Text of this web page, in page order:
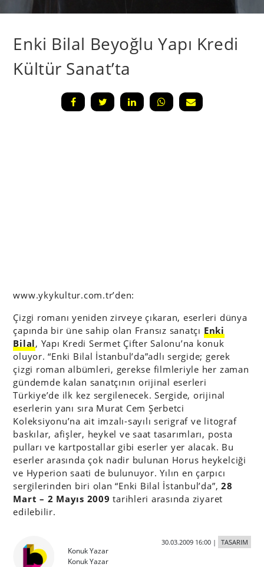
Enki Bilal Beyoğlu Yapı Kredi
Kültür Sanat’ta
www.ykykultur.com.tr’den:
Çizgi romanı yeniden zirveye çıkaran, eserleri dünya
çapında bir üne sahip olan Fransız sanatçı Enki
Bilal, Yapı Kredi Sermet Çifter Salonu’na konuk
oluyor. “Enki Bilal İstanbul’da”adlı sergide; gerek
çizgi roman albümleri, gerekse filmleriyle her zaman
gündemde kalan sanatçının orijinal eserleri
Türkiye’de ilk kez sergilenecek. Sergide, orijinal
eserlerin yanı sıra Murat Cem Şerbetci
Koleksiyonu’na ait imzalı-sayılı serigraf ve litograf
baskılar, afişler, heykel ve saat tasarımları, posta
pulları ve kartpostallar gibi eserler yer alacak. Bu
eserler arasında çok nadir bulunan Horus heykelciği
ve Hyperion saati de bulunuyor. Yılın en çarpıcı
sergilerinden biri olan “Enki Bilal İstanbul’da”,28
Mart – 2 Mayıs 2009tarihleri arasında ziyaret
edilebilir.
Konuk Yazar
Konuk Yazar
30.03.2009 16:00| TASARIM